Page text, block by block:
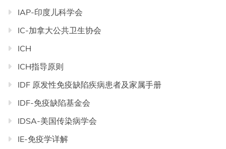
IAP-印度儿科学会
IC-加拿大公共卫生协会
ICH
ICH指导原则
IDF 原发性免疫缺陷疾病患者及家属手册
IDF-免疫缺陷基金会
IDSA-美国传染病学会
IE-免疫学详解